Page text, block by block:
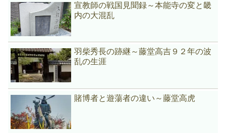
宣教師の戦国見聞録～本能寺の変と畿
内の大混乱
羽柴秀長の跡継～藤堂高吉９２年の波
乱の生涯
賭博者と遊蕩者の違い～藤堂高虎